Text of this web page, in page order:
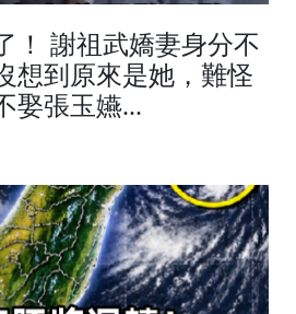
！ 謝祖武嬌妻身分不
想到原來是她，難怪
娶張玉嬿...